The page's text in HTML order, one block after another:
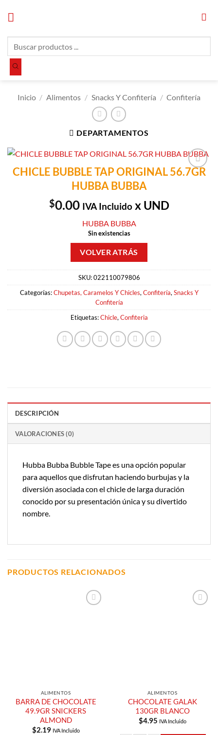
productos
Inicio / Alimentos / Snacks Y Confitería / Confitería
DEPARTAMENTOS
Añadir a
CHICLE BUBBLE TAP ORIGINAL 56.7GR
HUBBA BUBBA
$0.00 IVA Incluidox UND
HUBBA BUBBA
Sin existencias
SKU:022110079806
Categorías:Chupetas, Caramelos Y Chicles, Confitería, Snacks Y
Confitería
Etiquetas:Chicle, Confiteria
DESCRIPCIÓN
VALORACIONES (0)
Hubba Bubba Bubble Tape es una opción popular
para aquellos que disfrutan haciendo burbujas y la
diversión asociada con el chicle de larga duración
conocido por su presentación única y su divertido
nombre.
PRODUCTOS RELACIONADOS
ALIMENTOS
BARRA DE CHOCOLATE
49.9GR SNICKERS
ALMOND
$2.19 IVA Incluido
ALIMENTOS
CHOCOLATE GALAK
130GR BLANCO
$4.95 IVA Incluido